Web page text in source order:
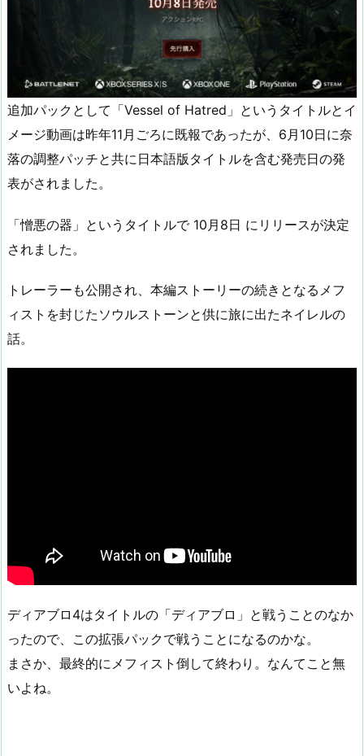
追加パックとして「Vessel of Hatred」というタイトルとイ
メージ動画は昨年11月ごろに既報であったが、6月10日に奈
落の調整パッチと共に日本語版タイトルを含む発売日の発
表がされました。
「憎悪の器」というタイトルで 10月8日 にリリースが決定
されました。
トレーラーも公開され、本編ストーリーの続きとなるメフ
ィストを封じたソウルストーンと供に旅に出たネイレルの
話。
ディアブロ4はタイトルの「ディアブロ」と戦うことのなか
ったので、この拡張パックで戦うことになるのかな。
まさか、最終的にメフィスト倒して終わり。なんてこと無
いよね。